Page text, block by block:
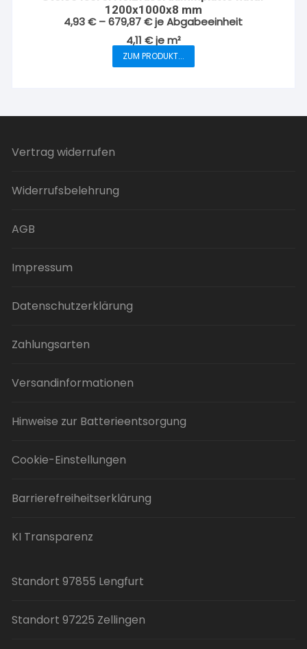
Optionen
können
auf
der
Produktseite
1200x1000x8 mm
4,93€–679,87€je Abgabeeinheit
4,11 €jem²
ZUM PRODUKT...
Dieses
Vertrag widerrufen
Widerrufsbelehrung
AGB
Impressum
Datenschutzerklärung
Zahlungsarten
Versandinformationen
Hinweise zur Batterieentsorgung
Cookie-Einstellungen
Barrierefreiheitserklärung
KI Transparenz
Standort 97855 Lengfurt
Standort 97225 Zellingen